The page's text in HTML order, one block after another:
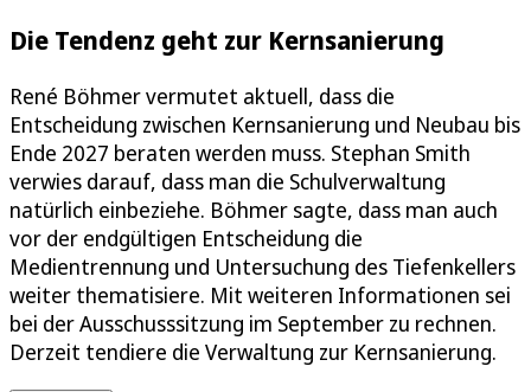
Die Tendenz geht zur Kernsanierung
René Böhmer vermutet aktuell, dass die
Entscheidung zwischen Kernsanierung und Neubau bis
Ende 2027 beraten werden muss. Stephan Smith
verwies darauf, dass man die Schulverwaltung
natürlich einbeziehe. Böhmer sagte, dass man auch
vor der endgültigen Entscheidung die
Medientrennung und Untersuchung des Tiefenkellers
weiter thematisiere. Mit weiteren Informationen sei
bei der Ausschusssitzung im September zu rechnen.
Derzeit tendiere die Verwaltung zur Kernsanierung.